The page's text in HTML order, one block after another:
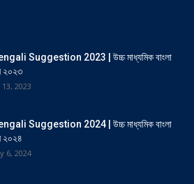
Suggestion 2023 | উচ্চ মাধ্যমিক বাংলা
২০২৩
2023
Suggestion 2024 | উচ্চ মাধ্যমিক বাংলা
২০২৪
6, 2024